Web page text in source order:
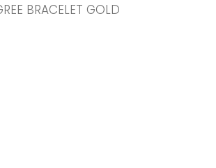
BRACELET GOLD